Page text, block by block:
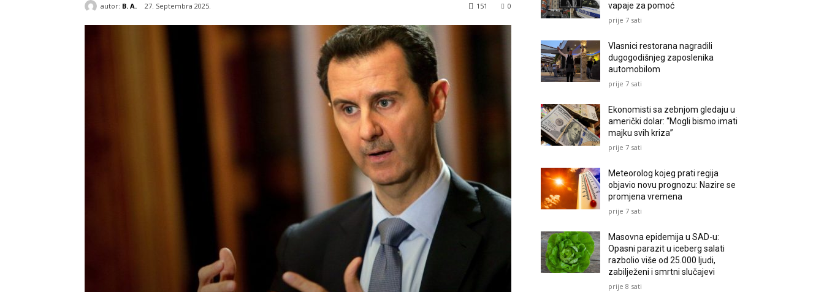
autor: B. A. 27. Septembra 2025. 0
151
vapaje za pomoć
prije 7 sati
Vlasnici restorana nagradili
dugogodišnjeg zaposlenika
automobilom
prije 7 sati
Ekonomisti sa zebnjom gledaju u
američki dolar: “Mogli bismo imati
majku svih kriza”
prije 7 sati
Meteorolog kojeg prati regija
objavio novu prognozu: Nazire se
promjena vremena
prije 7 sati
Masovna epidemija u SAD-u:
Opasni parazit u iceberg salati
razbolio više od 25.000 ljudi,
zabilježeni i smrtni slučajevi
prije 8 sati